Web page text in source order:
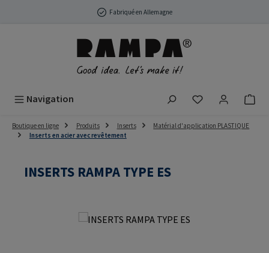
Passer au contenu principalFabriqué en Allemagne
Navigation Vous avez 0
Boutique en ligne Produits Inserts
Matérial d'application PLASTIQUE
Inserts en acier avec revêtement
INSERTS RAMPA TYPE ES
Ignorer la galerie d'images